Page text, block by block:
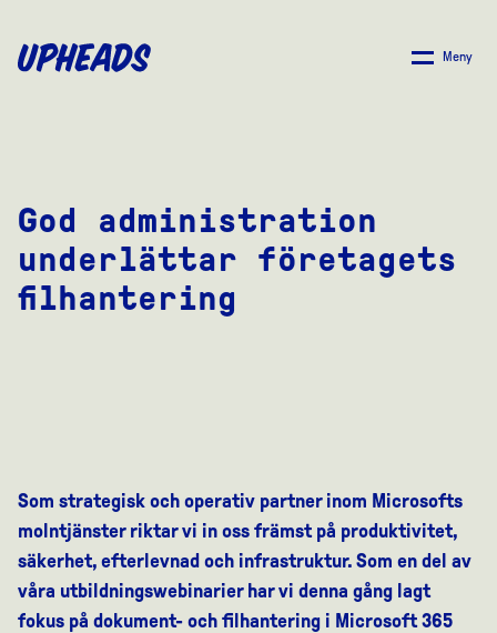
MAIN
Meny
God administration
underlättar företagets
filhantering
Som strategisk och operativ partner inom Microsofts
molntjänster riktar vi in oss främst på produktivitet,
säkerhet, efterlevnad och infrastruktur. Som en del av
våra utbildningswebinarier har vi denna gång lagt
fokus på dokument- och filhantering i Microsoft 365